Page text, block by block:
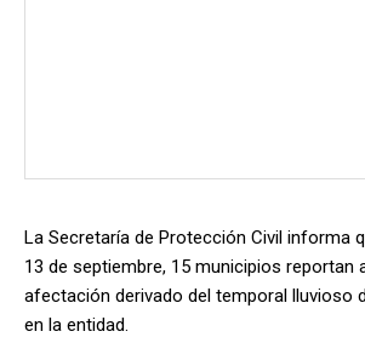
La Secretaría de Protección Civil informa
13 de septiembre, 15 municipios reportan
afectación derivado del temporal lluvioso
en la entidad.